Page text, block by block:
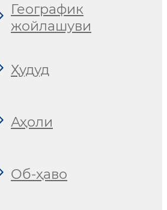
Географик
жойлашуви
Ҳудуд
Аҳоли
Об-ҳаво